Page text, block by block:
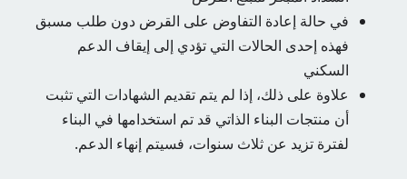
في حالة إعادة التفاوض على القرض دون طلب مسبق
فهذه إحدى الحالات التي تؤدي إلى إيقاف الدعم
السكني
علاوة على ذلك، إذا لم يتم تقديم الشهادات التي تثبت
أن منتجات البناء الذاتي قد تم استخدامها في البناء
لفترة تزيد عن ثلاث سنوات، فسيتم إنهاء الدعم.